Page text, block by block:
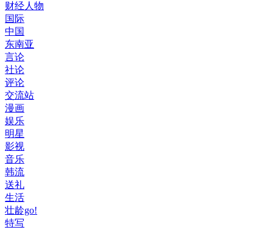
财经人物
国际
中国
东南亚
言论
社论
评论
交流站
漫画
娱乐
明星
影视
音乐
韩流
送礼
生活
壮龄go!
特写